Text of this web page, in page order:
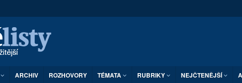
ARCHIV ROZHOVORY TÉMATA RUBRIKY NEJČTENĚJŠÍ